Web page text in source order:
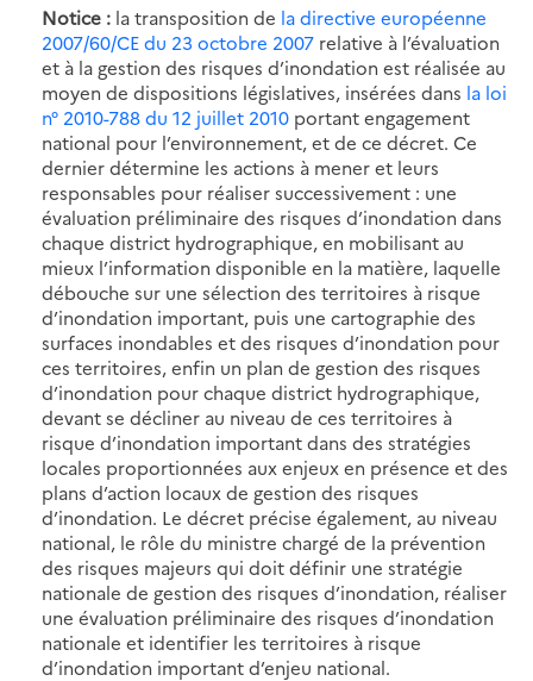
Notice : la transposition de la directive européenne
2007/60/CE du 23 octobre 2007 relative à l’évaluation
et à la gestion des risques d’inondation est réalisée au
moyen de dispositions législatives, insérées dans la loi
n° 2010-788 du 12 juillet 2010 portant engagement
national pour l’environnement, et de ce décret. Ce
dernier détermine les actions à mener et leurs
responsables pour réaliser successivement : une
évaluation préliminaire des risques d’inondation dans
chaque district hydrographique, en mobilisant au
mieux l’information disponible en la matière, laquelle
débouche sur une sélection des territoires à risque
d’inondation important, puis une cartographie des
surfaces inondables et des risques d’inondation pour
ces territoires, enfin un plan de gestion des risques
d’inondation pour chaque district hydrographique,
devant se décliner au niveau de ces territoires à
risque d’inondation important dans des stratégies
locales proportionnées aux enjeux en présence et des
plans d’action locaux de gestion des risques
d’inondation. Le décret précise également, au niveau
national, le rôle du ministre chargé de la prévention
des risques majeurs qui doit définir une stratégie
nationale de gestion des risques d’inondation, réaliser
une évaluation préliminaire des risques d’inondation
nationale et identifier les territoires à risque
d’inondation important d’enjeu national.